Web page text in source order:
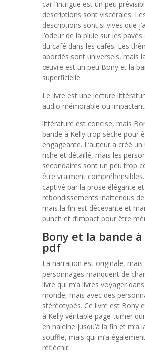
car l’intrigue est un peu
descriptions sont viscérales.
descriptions sont si vives que
l’odeur de la pluie sur les
du café dans les cafés. Les
abordés sont universels, mais
œuvre est un peu Bony et la
superficielle.
Le livre est une lecture
audio mémorable ou
littérature est concise, mais
bande à Kelly trop sèche pour
engageante. L’auteur a créé un
riche et détaillé, mais les
secondaires sont un peu trop
être vraiment compréhensibles.
captivé par la prose élégante
rebondissements inattendus
mais la fin est décevante et
punch et d’impact pour être
Bony et la bande
pdf
La narration est originale, mais
personnages manquent de
livre qui m’a livres voyager
monde, mais avec des
stéréotypés. Ce livre est Bony
à Kelly véritable page-turner qui
en haleine jusqu’à la fin et m’a
souffle, mais qui m’a
réfléchir.